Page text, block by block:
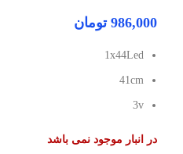
986,000 تومان
1x44Led
41cm
3v
در انبار موجود نمی باشد